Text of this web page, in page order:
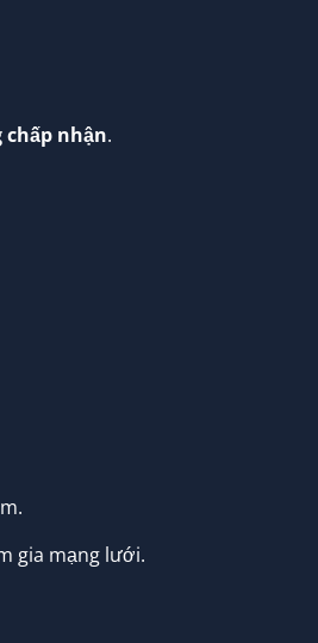
chấp nhận.
gia mạng lưới.